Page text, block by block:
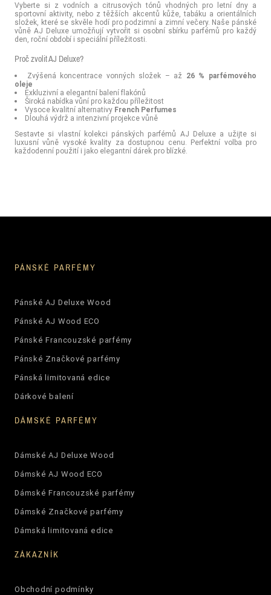
Vyberte si z vodních a citrusových tónů vhodných pro letní dny a
sportovní aktivity, nebo z těžších akcentů kůže, tabáku a orientálních
složek, které se skvěle hodí pro podzimní a zimní večery. Naše pánské
vůně AJ Deluxe umožňují vytvořit si osobní sbírku parfémů pro každý
den, roční období i speciální příležitosti.
Proč zvolit AJ Deluxe?
Zvýšená koncentrace vonných složek – až 26 % parfémového
oleje
Exkluzivní a elegantní balení flakónů
Široká nabídka vůní pro každou příležitost
Vysoce kvalitní alternativy French Perfumes
Dlouhá výdrž a intenzivní projekce vůně
Sestavte si vlastní kolekci pánských parfémů AJ Deluxe a užijte si
luxusní vůně vysoké kvality za dostupnou cenu. Perfektní volba pro
každodenní použití i jako elegantní dárek pro blízké.
PÁNSKÉ PARFÉMY
Pánské AJ Deluxe Wood
Pánské AJ Wood ECO
Pánské Francouzské parfémy
Pánské Značkové parfémy
Pánská limitovaná edice
Dárkové balení
DÁMSKÉ PARFÉMY
Dámské AJ Deluxe Wood
Dámské AJ Wood ECO
Dámské Francouzské parfémy
Dámské Značkové parfémy
Dámská limitovaná edice
ZÁKAZNÍK
Obchodní podmínky